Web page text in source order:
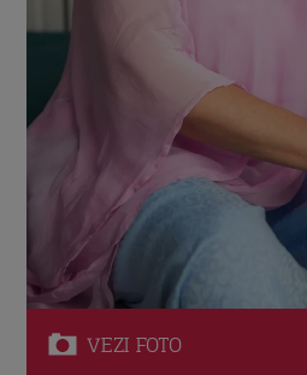
VEZI FOTO